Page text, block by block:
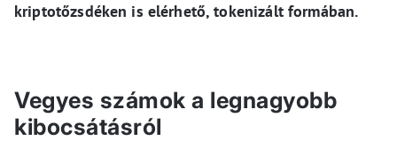
kriptotőzsdéken is elérhető, tokenizált formában.
Vegyes számok a legnagyobb
kibocsátásról